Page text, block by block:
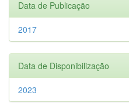
Data de Publicação
2017
Data de Disponibilização
2023